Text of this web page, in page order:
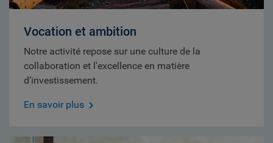
Vocation et ambition
Notre activité repose sur une culture de la
collaboration et l'excellence en matière
d’investissement.
En savoir plus